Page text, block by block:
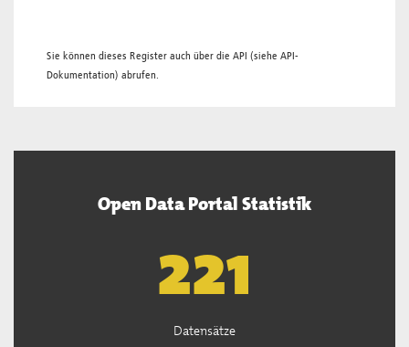
Sie können dieses Register auch über die API (siehe API-
Dokumentation) abrufen.
Open Data Portal Statistik
222
Datensätze